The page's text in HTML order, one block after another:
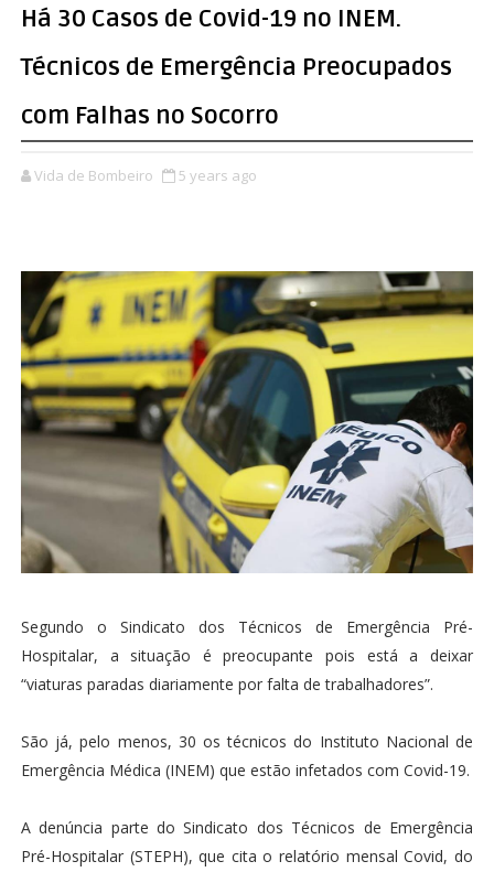
Há 30 Casos de Covid-19 no INEM.
Técnicos de Emergência Preocupados
com Falhas no Socorro
Vida de Bombeiro 5 years ago
Segundo o Sindicato dos Técnicos de Emergência Pré-
Hospitalar, a situação é preocupante pois está a deixar
“viaturas paradas diariamente por falta de trabalhadores”.
São já, pelo menos, 30 os técnicos do Instituto Nacional de
Emergência Médica (INEM) que estão infetados com Covid-19.
A denúncia parte do Sindicato dos Técnicos de Emergência
Pré-Hospitalar (STEPH), que cita o relatório mensal Covid, do